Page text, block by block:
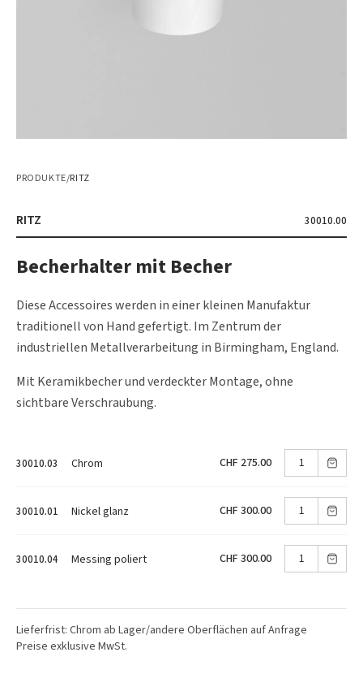
PRODUKTE/RITZ
RITZ 30010.00
Becherhalter mit Becher
Diese Accessoires werden in einer kleinen Manufaktur
traditionell von Hand gefertigt. Im Zentrum der
industriellen Metallverarbeitung in Birmingham, England.
Mit Keramikbecher und verdeckter Montage, ohne
sichtbare Verschraubung.
30010.03 Chrom CHF 275.00
30010.01 Nickel glanz CHF 300.00
30010.04 Messing poliert CHF 300.00
Lieferfrist: Chrom ab Lager/andere Oberflächen auf Anfrage
Preise exklusive MwSt.